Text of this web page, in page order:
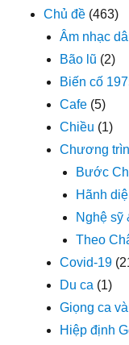
Chủ đề (463)
Âm nhạc
Bão lũ (2)
Biến cố
Cafe (5)
Chiều (1)
Chương
Bước
Hãnh
Nghệ sỹ
Theo
Covid-19
Du ca (1)
Giọng ca
Hiệp định